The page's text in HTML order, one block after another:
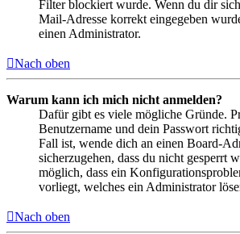
Filter blockiert wurde. Wenn du dir
Mail-Adresse korrekt eingegeben
einen Administrator.
Nach oben
Warum kann ich mich nicht anmelden?
Dafür gibt es viele mögliche Gründe.
Benutzername und dein Passwort
Fall ist, wende dich an einen Board-
sicherzugehen, dass du nicht gesperrt
möglich, dass ein
vorliegt, welches ein Administrator
Nach oben